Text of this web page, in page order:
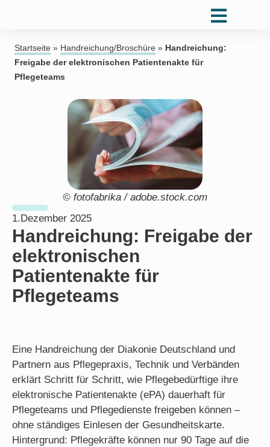
Startseite » Handreichung/Broschüre » Handreichung:
Freigabe der elektronischen Patientenakte für
Pflegeteams
© fotofabrika / adobe.stock.com
1.Dezember 2025
Handreichung: Freigabe der
elektronischen
Patientenakte für
Pflegeteams
Eine Handreichung der Diakonie Deutschland und
Partnern aus Pflegepraxis, Technik und Verbänden
erklärt Schritt für Schritt, wie Pflegebedürftige ihre
elektronische Patientenakte (ePA) dauerhaft für
Pflegeteams und Pflegedienste freigeben können –
ohne ständiges Einlesen der Gesundheitskarte.
Hintergrund: Pflegekräfte können nur 90 Tage auf die